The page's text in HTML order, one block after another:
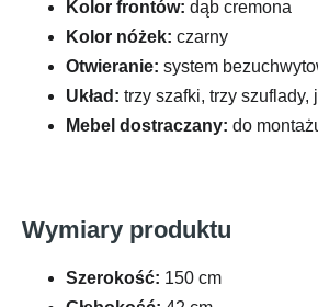
Kolor frontów: dąb cremona
Kolor nóżek: czarny
Otwieranie: system
Układ: trzy szafki, trzy szuflady,
Mebel dostraczany: do
Wymiary produktu
Szerokość: 150 cm